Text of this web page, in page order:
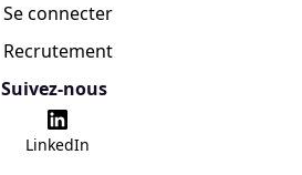
Se connecter
Recrutement
Suivez-nous
LinkedIn